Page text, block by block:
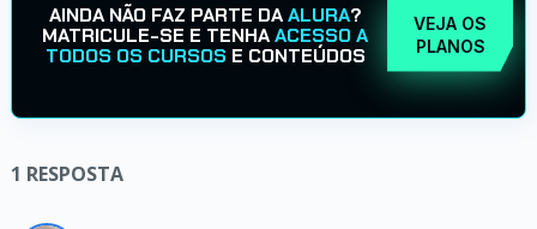
AINDA NÃO FAZ PARTE DAALURA?
MATRICULE-SE E TENHAACESSO A
TODOS OS CURSOS E CONTEÚDOS
VEJA OS
PLANOS
1 RESPOSTA